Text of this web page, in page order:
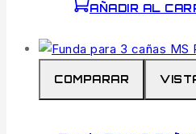
AÑADIR AL
COMPARAR